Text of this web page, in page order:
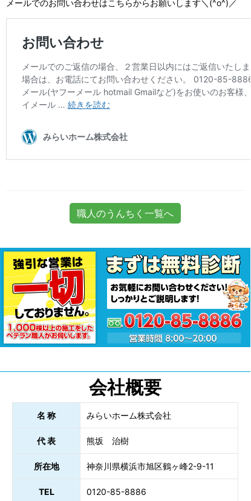
メールでのお問い合わせはこちらからお願いします＼(^o^)／
職人のうんちく一覧へ
会社概要
名 称 みらいホーム株式会社
代 表 熊坂 治樹
所在地 神奈川県横浜市旭区鶴ヶ峰2-9-11
TEL 0120-85-8886